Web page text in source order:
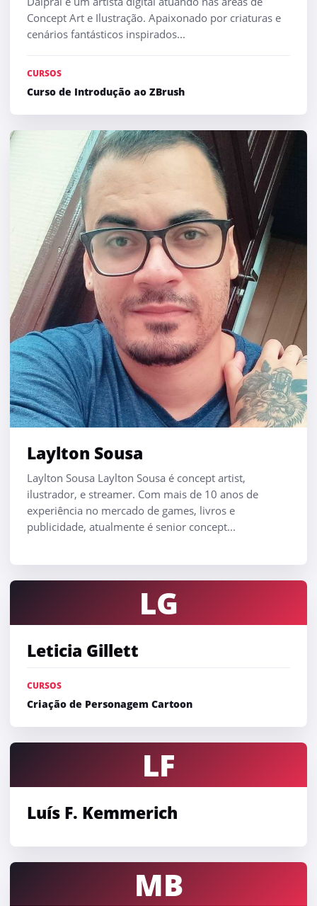
Concept Art e Ilustração. Apaixonado por criaturas e
cenários fantásticos inspirados...
CURSOS
Curso de Introdução ao ZBrush
Laylton Sousa
Laylton Sousa Laylton Sousa é concept artist,
ilustrador, e streamer. Com mais de 10 anos de
experiência no mercado de games, livros e
publicidade, atualmente é senior concept...
LG
Leticia Gillett
CURSOS
Criação de Personagem Cartoon
LF
Luís F. Kemmerich
MB